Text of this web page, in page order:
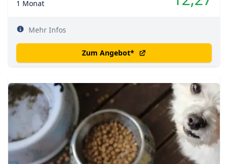
1 Monat
Mehr Infos
Zum Angebot*